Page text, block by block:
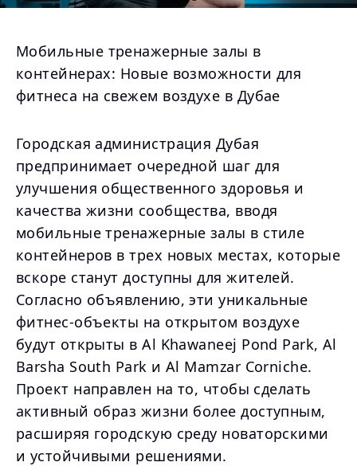
Мобильные тренажерные залы в
контейнерах: Новые возможности для
фитнеса на свежем воздухе в Дубае
Городская администрация Дубая
предпринимает очередной шаг для
улучшения общественного здоровья и
качества жизни сообщества, вводя
мобильные тренажерные залы в стиле
контейнеров в трех новых местах, которые
вскоре станут доступны для жителей.
Согласно объявлению, эти уникальные
фитнес-объекты на открытом воздухе
будут открыты в Al Khawaneej Pond Park, Al
Barsha South Park и Al Mamzar Corniche.
Проект направлен на то, чтобы сделать
активный образ жизни более доступным,
расширяя городскую среду новаторскими
и устойчивыми решениями.